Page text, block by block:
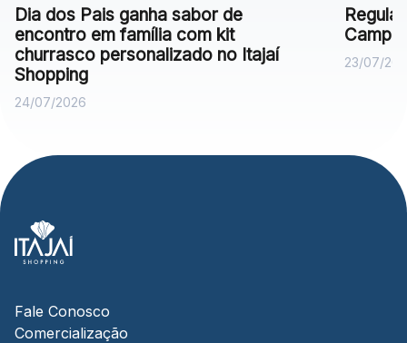
Dia dos Pais ganha sabor de
encontro em família com kit
churrasco personalizado no Itajaí
Shopping
24/07/2026
23/07/
Fale Conosco
Comercialização